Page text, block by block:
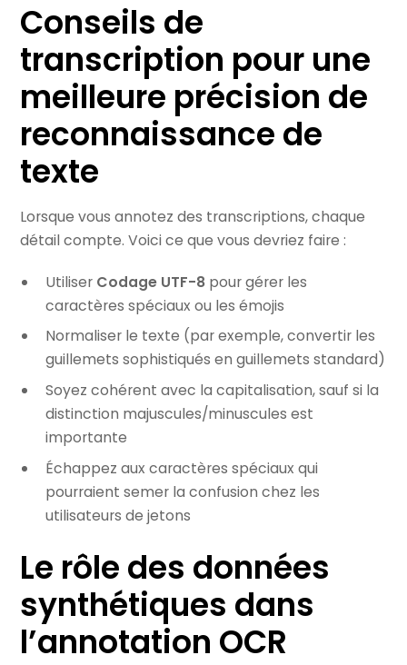
Conseils de
transcription pour une
meilleure précision de
reconnaissance de
texte
Lorsque vous annotez des transcriptions, chaque
détail compte. Voici ce que vous devriez faire :
Utiliser Codage UTF-8pour gérer les
caractères spéciaux ou les émojis
Normaliser le texte (par exemple, convertir les
guillemets sophistiqués en guillemets standard)
Soyez cohérent avec la capitalisation, sauf si la
distinction majuscules/minuscules est
importante
Échappez aux caractères spéciaux qui
pourraient semer la confusion chez les
utilisateurs de jetons
Le rôle des données
synthétiques dans
l’annotation OCR